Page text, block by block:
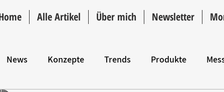
Alle Artikel Über mich Newsletter
News Konzepte Trends Produkte